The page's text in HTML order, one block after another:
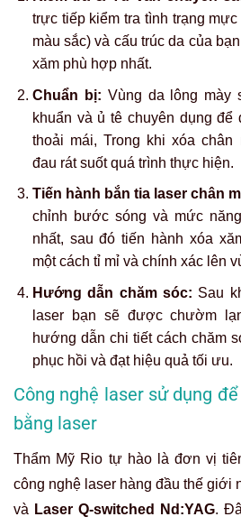
trực tiếp kiểm tra tình trạng
màu sắc) và cấu trúc da của
xăm phù hợp nhất.
Chuẩn bị: Vùng da lông mày
khuẩn và ủ tê chuyên dụng để
thoải mái, Trong khixóa chân
đau rát suốt quá trình thực hiện.
Tiến hành bắn tia laser chân
chỉnh bước sóng và mức
nhất, sau đó tiến hành xóa
một cách tỉ mỉ và chính xác lên
Hướng dẫn chăm sóc: Sau
laserbạn sẽ được chườm
hướng dẫn chi tiết cách chăm
phục hồi và đạt hiệu quả tối ưu.
Công nghệ laser sử dụng
bằng laser
Thẩm Mỹ Rio tự hào là đơn vị
công nghệ laser hàng đầu thế giới
và Laser Q-switched Nd:YAG.